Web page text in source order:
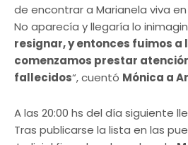
de encontrar a Marianela viva
No aparecía y llegaría lo
resignar, y entonces fuimos a
comenzamos prestar
fallecidos“, cuentó Mónica a
A las 20:00 hs del día siguiente
Tras publicarse la lista en las